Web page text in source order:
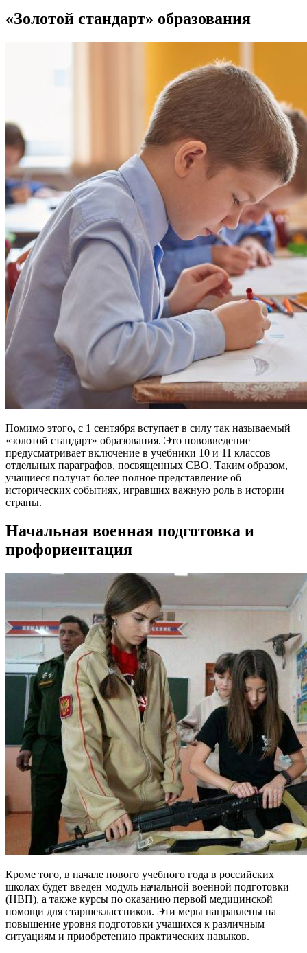
«Золотой стандарт» образования
Помимо этого, с 1 сентября вступает в силу так называемый
«золотой стандарт» образования. Это нововведение
предусматривает включение в учебники 10 и 11 классов
отдельных параграфов, посвященных СВО. Таким образом,
учащиеся получат более полное представление об
исторических событиях, игравших важную роль в истории
страны.
Начальная военная подготовка и
профориентация
Кроме того, в начале нового учебного года в российских
школах будет введен модуль начальной военной подготовки
(НВП), а также курсы по оказанию первой медицинской
помощи для старшеклассников. Эти меры направлены на
повышение уровня подготовки учащихся к различным
ситуациям и приобретению практических навыков.